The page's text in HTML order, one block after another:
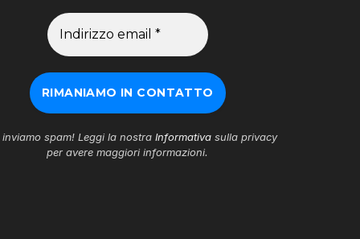
spam! Leggi la nostra Informativasulla privacy
per avere maggiori informazioni.